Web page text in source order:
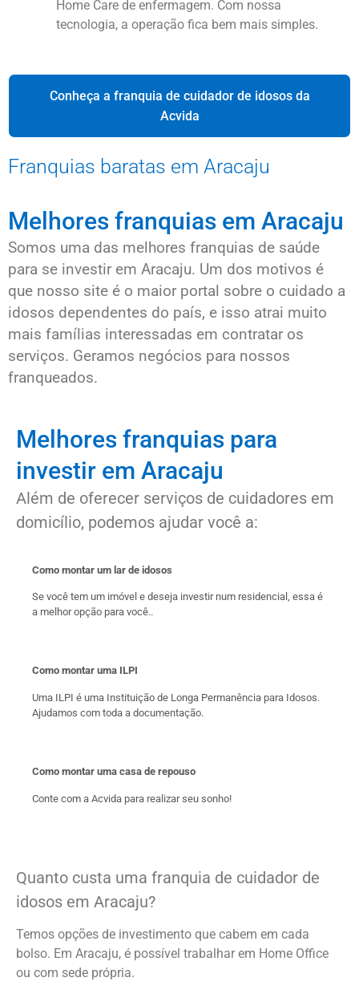
Home Care de enfermagem. Com nossa
tecnologia, a operação fica bem mais simples.
Conheça a franquia de cuidador de idosos da
Acvida
Franquias baratas em Aracaju
Melhores franquias em Aracaju
Somos uma das melhores franquias de saúde
para se investir em Aracaju. Um dos motivos é
que nosso site é o maior portal sobre o cuidado a
idosos dependentes do país, e isso atrai muito
mais famílias interessadas em contratar os
serviços. Geramos negócios para nossos
franqueados.
Melhores franquias para
investir em Aracaju
Além de oferecer serviços de cuidadores em
domicílio, podemos ajudar você a:
Como montar um lar de idosos
Se você tem um imóvel e deseja investir num residencial, essa é
a melhor opção para você..
Como montar uma ILPI
Uma ILPI é uma Instituição de Longa Permanência para Idosos.
Ajudamos com toda a documentação.
Como montar uma casa de repouso
Conte com a Acvida para realizar seu sonho!
Quanto custa uma franquia de cuidador de
idosos em Aracaju?
Temos opções de investimento que cabem em cada
bolso. Em Aracaju, é possível trabalhar em Home Office
ou com sede própria.